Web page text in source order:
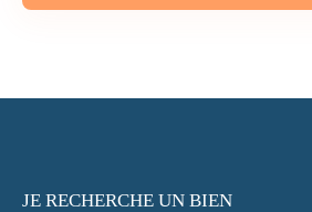
JE RECHERCHE UN BIEN